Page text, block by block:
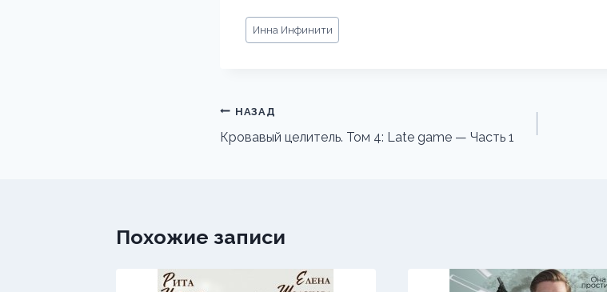
Метки
записи:
Инна Инфинити
Навигация
по
НАЗАД
Кровавый целитель. Том 4: Late game — Часть 1
Похожие записи